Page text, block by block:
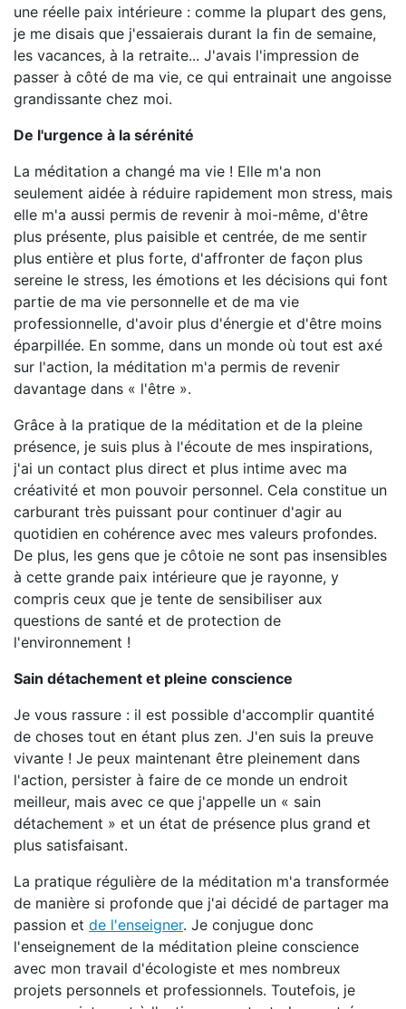
une réelle paix intérieure : comme la plupart des gens,
je me disais que j'essaierais durant la fin de semaine,
les vacances, à la retraite... J'avais l'impression de
passer à côté de ma vie, ce qui entrainait une angoisse
grandissante chez moi.
De l'urgence à la sérénité
La méditation a changé ma vie ! Elle m'a non
seulement aidée à réduire rapidement mon stress, mais
elle m'a aussi permis de revenir à moi-même, d'être
plus présente, plus paisible et centrée, de me sentir
plus entière et plus forte, d'affronter de façon plus
sereine le stress, les émotions et les décisions qui font
partie de ma vie personnelle et de ma vie
professionnelle, d'avoir plus d'énergie et d'être moins
éparpillée. En somme, dans un monde où tout est axé
sur l'action, la méditation m'a permis de revenir
davantage dans « l'être ».
Grâce à la pratique de la méditation et de la pleine
présence, je suis plus à l'écoute de mes inspirations,
j'ai un contact plus direct et plus intime avec ma
créativité et mon pouvoir personnel. Cela constitue un
carburant très puissant pour continuer d'agir au
quotidien en cohérence avec mes valeurs profondes.
De plus, les gens que je côtoie ne sont pas insensibles
à cette grande paix intérieure que je rayonne, y
compris ceux que je tente de sensibiliser aux
questions de santé et de protection de
l'environnement !
Sain détachement et pleine conscience
Je vous rassure : il est possible d'accomplir quantité
de choses tout en étant plus zen. J'en suis la preuve
vivante ! Je peux maintenant être pleinement dans
l'action, persister à faire de ce monde un endroit
meilleur, mais avec ce que j'appelle un « sain
détachement » et un état de présence plus grand et
plus satisfaisant.
La pratique régulière de la méditation m'a transformée
de manière si profonde que j'ai décidé de partager ma
passion et de l'enseigner. Je conjugue donc
l'enseignement de la méditation pleine conscience
avec mon travail d'écologiste et mes nombreux
projets personnels et professionnels. Toutefois, je